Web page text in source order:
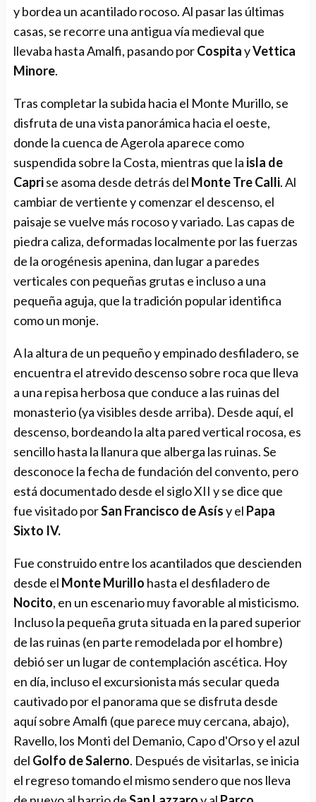
y bordea un acantilado rocoso. Al pasar las últimas
casas, se recorre una antigua vía medieval que
llevaba hasta Amalfi, pasando porCospitayVettica
Minore.
Tras completar la subida hacia el Monte Murillo, se
disfruta de una vista panorámica hacia el oeste,
donde la cuenca de Agerola aparece como
suspendida sobre la Costa, mientras que la isla de
Caprise asoma desde detrás del Monte Tre Calli. Al
cambiar de vertiente y comenzar el descenso, el
paisaje se vuelve más rocoso y variado. Las capas de
piedra caliza, deformadas localmente por las fuerzas
de la orogénesis apenina, dan lugar a paredes
verticales con pequeñas grutas e incluso a una
pequeña aguja, que la tradición popular identifica
como un monje.
A la altura de un pequeño y empinado desfiladero, se
encuentra el atrevido descenso sobre roca que lleva
a una repisa herbosa que conduce a las ruinas del
monasterio (ya visibles desde arriba). Desde aquí, el
descenso, bordeando la alta pared vertical rocosa, es
sencillo hasta la llanura que alberga las ruinas. Se
desconoce la fecha de fundación del convento, pero
está documentado desde el siglo XII y se dice que
fue visitado porSan Francisco de Asísy el Papa
Sixto IV.
Fue construido entre los acantilados que descienden
desde el Monte Murillo hasta el desfiladero de
Nocito, en un escenario muy favorable al misticismo.
Incluso la pequeña gruta situada en la pared superior
de las ruinas (en parte remodelada por el hombre)
debió ser un lugar de contemplación ascética. Hoy
en día, incluso el excursionista más secular queda
cautivado por el panorama que se disfruta desde
aquí sobre Amalfi (que parece muy cercana, abajo),
Ravello, los Monti del Demanio, Capo d'Orso y el azul
del Golfo de Salerno. Después de visitarlas, se inicia
el regreso tomando el mismo sendero que nos lleva